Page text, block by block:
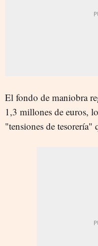
El fondo de maniobra
1,3 millones de euros,
"tensiones de tesorería"